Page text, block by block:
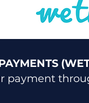
payment